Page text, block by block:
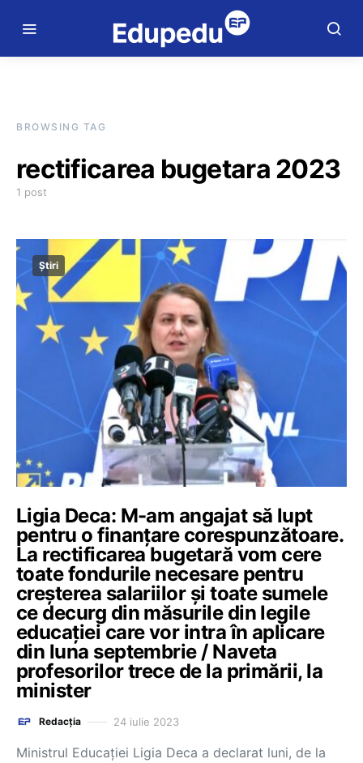
BROWSING TAG
rectificarea bugetara 2023
1 post
Știri
Ligia Deca: M-am angajat să lupt
pentru o finanțare corespunzătoare.
La rectificarea bugetară vom cere
toate fondurile necesare pentru
creșterea salariilor și toate sumele
ce decurg din măsurile din legile
educației care vor intra în aplicare
din luna septembrie / Naveta
profesorilor trece de la primării, la
minister
Redacția 24 iulie 2023
Ministrul Educației Ligia Deca a declarat luni, de la